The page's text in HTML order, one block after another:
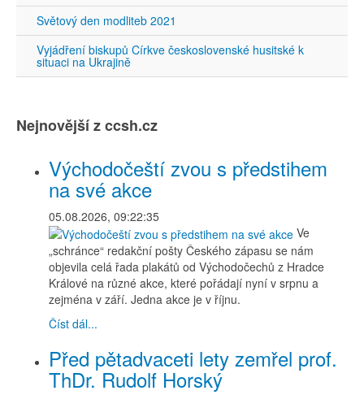
Světový den modliteb 2021
Vyjádření biskupů Církve československé husitské k
situaci na Ukrajině
Nejnovější z ccsh.cz
Východočeští zvou s předstihem
na své akce
05.08.2026, 09:22:35
Ve
„schránce“ redakční pošty Českého zápasu se nám
objevila celá řada plakátů od Východočechů z Hradce
Králové na různé akce, které pořádají nyní v srpnu a
zejména v září. Jedna akce je v říjnu.
Číst dál...
Před pětadvaceti lety zemřel prof.
ThDr. Rudolf Horský